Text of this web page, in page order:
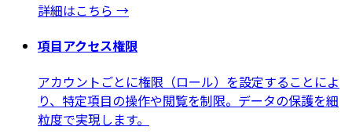
詳細はこちら →
項目アクセス権限
アカウントごとに権限（ロール）を設定することによ
り、特定項目の操作や閲覧を制限。データの保護を細
粒度で実現します。